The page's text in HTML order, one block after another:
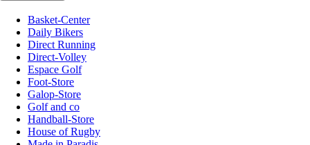
Basket-Center
Daily Bikers
Direct Running
Direct-Volley
Espace Golf
Foot-Store
Galop-Store
Golf and co
Handball-Store
House of Rugby